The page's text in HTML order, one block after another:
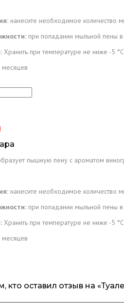
нанесите необходимое количество
при попадании мыльной пены
Хранить при температуре не ниже -5
месяцев
пышную пену с ароматом
нанесите необходимое количество
при попадании мыльной пены
Хранить при температуре не ниже -5
месяцев
кто оставил отзыв на